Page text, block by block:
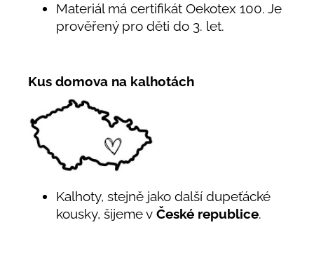
Materiál má certifikát Oekotex 100. Je
prověřený pro děti do 3. let.
Kus domova na kalhotách
Kalhoty, stejně jako další dupeťácké
kousky, šijeme v České republice.